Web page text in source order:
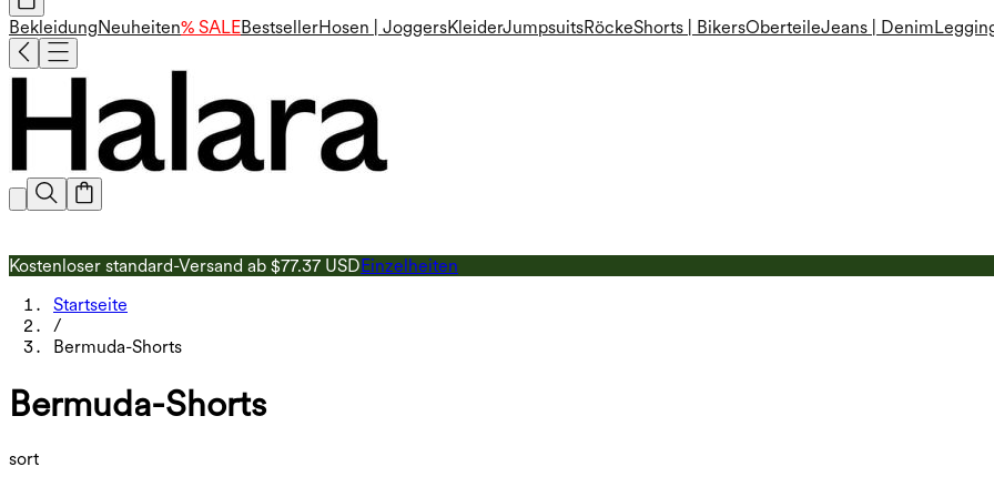
BekleidungNeuheiten% SALEBestsellerHosen | JoggersKleiderJumpsuitsRöckeShorts | BikersOberteileJeans | Denim
Kostenloser standard-Versand ab $77.37 USDEinzelheiten
Startseite
/
Bermuda-Shorts
Bermuda-Shorts
sort